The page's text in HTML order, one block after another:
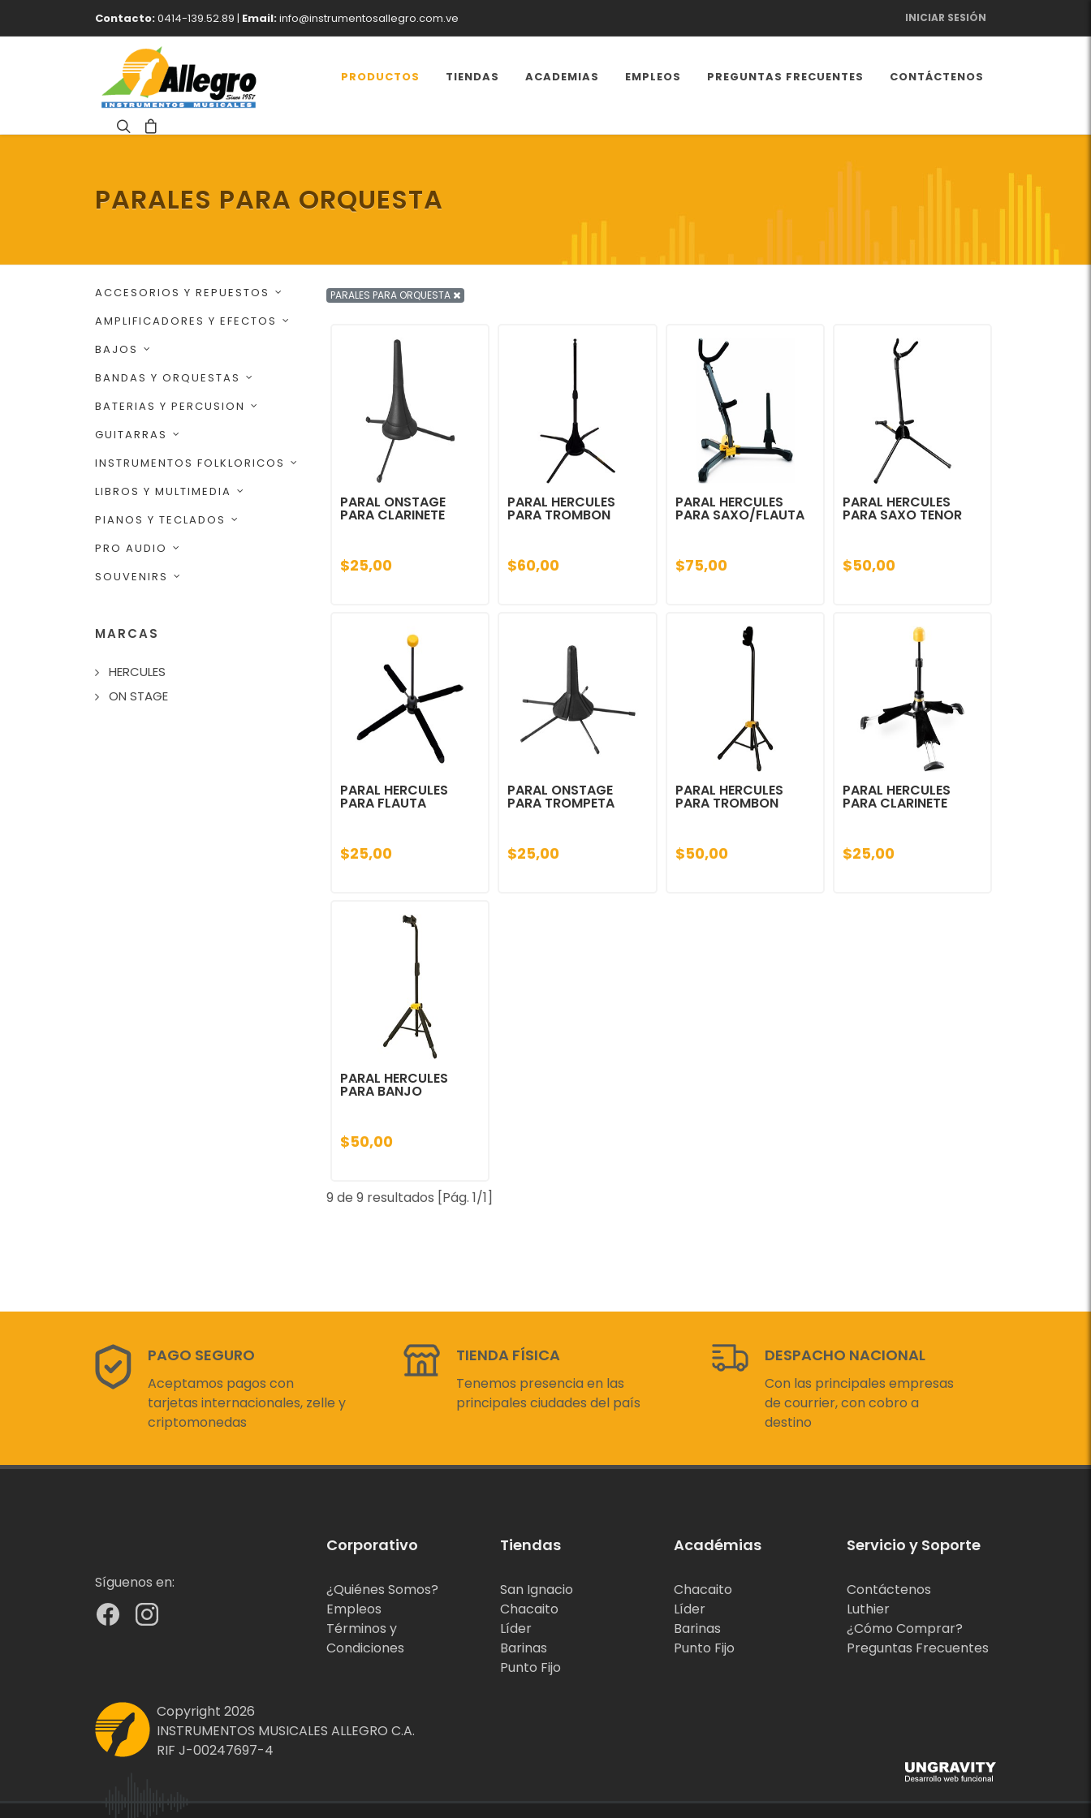
Contacto:0414-139.52.89 | Email:info@instrumentosallegro.com.ve INICIAR SESIÓN
PRODUCTOS TIENDAS ACADEMIAS EMPLEOS PREGUNTAS FRECUENTES CONTÁCTENOS
PARALES PARA ORQUESTA
ACCESORIOS Y REPUESTOS
AMPLIFICADORES Y EFECTOS
BAJOS
BANDAS Y ORQUESTAS
BATERIAS Y PERCUSION
GUITARRAS
INSTRUMENTOS FOLKLORICOS
LIBROS Y MULTIMEDIA
PIANOS Y TECLADOS
PRO AUDIO
SOUVENIRS
MARCAS
HERCULES
ON STAGE
PARALES PARA ORQUESTA
PARAL ONSTAGE
PARA CLARINETE
$25,00
PARAL HERCULES
PARA TROMBON
$60,00
PARAL HERCULES
PARA SAXO/FLAUTA
$75,00
PARAL HERCULES
PARA SAXO TENOR
$50,00
PARAL HERCULES
PARA FLAUTA
$25,00
PARAL ONSTAGE
PARA TROMPETA
$25,00
PARAL HERCULES
PARA TROMBON
$50,00
PARAL HERCULES
PARA CLARINETE
$25,00
PARAL HERCULES
PARA BANJO
$50,00
9 de 9 resultados [Pág. 1/1]
PAGO SEGURO
Aceptamos pagos con
tarjetas internacionales, zelle y
criptomonedas
TIENDA FÍSICA
Tenemos presencia en las
principales ciudades del país
DESPACHO NACIONAL
Con las principales empresas
de courrier, con cobro a
destino
Síguenos en:
Corporativo
¿Quiénes Somos?
Empleos
Términos y
Condiciones
Tiendas
San Ignacio
Chacaito
Líder
Barinas
Punto Fijo
Académias
Chacaito
Líder
Barinas
Punto Fijo
Servicio y Soporte
Contáctenos
Luthier
¿Cómo Comprar?
Preguntas Frecuentes
Copyright 2026
INSTRUMENTOS MUSICALES ALLEGRO C.A.
RIF J-00247697-4